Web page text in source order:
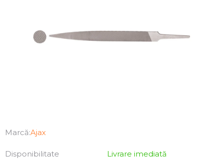
Marcă:Ajax
Disponibilitate
Livrare imediată